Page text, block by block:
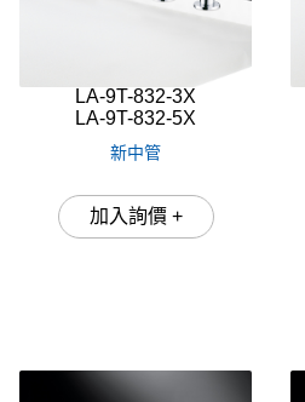
LA-9T-832-3X
LA-9T-832-5X
新中管
加入詢價 +